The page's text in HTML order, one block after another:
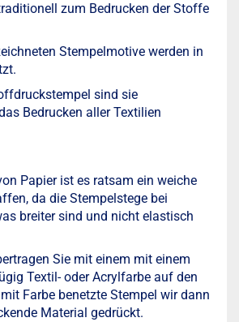
zum Bedrucken der Stoffe
Stempelmotive werden in
sind sie
Bedrucken aller Textilien
Papier ist es ratsam ein weiche
da die Stempelstege bei
breiter sind und nicht elastisch
Sie mit einem mit einem
Textil- oder Acrylfarbe auf den
Farbe benetzte Stempel wir dann
Material gedrückt.